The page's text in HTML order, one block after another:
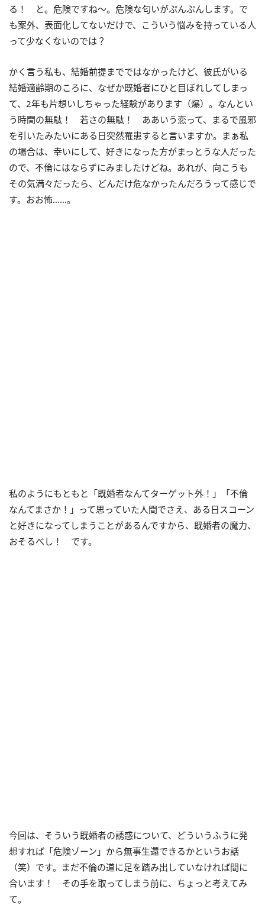
る！ と。危険ですね～。危険な匂いがぷんぷんします。で
も案外、表面化してないだけで、こういう悩みを持っている人
って少なくないのでは？
かく言う私も、結婚前提までではなかったけど、彼氏がいる
結婚適齢期のころに、なぜか既婚者にひと目ぼれしてしまっ
て、2年も片想いしちゃった経験があります（爆）。なんとい
う時間の無駄！ 若さの無駄！ ああいう恋って、まるで風邪
を引いたみたいにある日突然罹患すると言いますか。まぁ私
の場合は、幸いにして、好きになった方がまっとうな人だった
ので、不倫にはならずにみましたけどね。あれが、向こうも
その気満々だったら、どんだけ危なかったんだろうって感じで
す。おお怖……。
私のようにもともと「既婚者なんてターゲット外！」「不倫
なんてまさか！」って思っていた人間でさえ、ある日スコーン
と好きになってしまうことがあるんですから、既婚者の魔力、
おそるべし！ です。
今回は、そういう既婚者の誘惑について、どういうふうに発
想すれば「危険ゾーン」から無事生還できるかというお話
（笑）です。まだ不倫の道に足を踏み出していなければ間に
合います！ その手を取ってしまう前に、ちょっと考えてみ
て。